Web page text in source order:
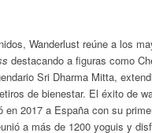
Wanderlust reúne a los
destacando a figuras como
Sri Dharma Mitta,
de bienestar. El éxito de
en 2017 a España con su
a más de 1200 yoguis y